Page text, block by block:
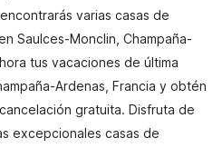
varias casas de
Saulces-Monclin, Champaña-
tus vacaciones de última
Ardenas, Francia y obtén
gratuita. Disfruta de
excepcionales casas de